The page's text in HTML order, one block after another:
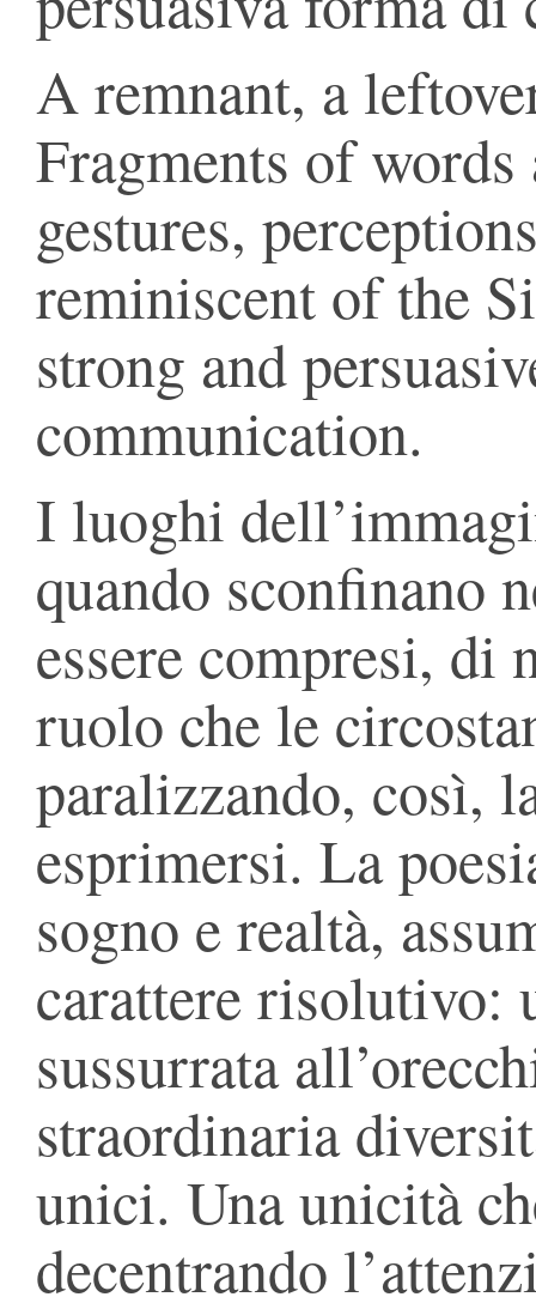
A remnant, a
Fragments of
gestures,
reminiscent of the
strong and
communication.
I luoghi
quando sconfinano
essere compresi, di
ruolo che le
paralizzando, così,
esprimersi. La
sogno e realtà,
carattere risolutivo:
sussurrata
straordinaria
unici. Una unicità
decentrando